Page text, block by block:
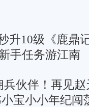
伙伴！再见
宝小小年纪闯